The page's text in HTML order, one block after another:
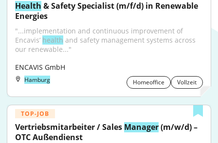
Health & Safety Specialist (m/f/d) in Renewable
Energies
"...implementation and continuous improvement of
Encavis’ health and safety management systems across
our renewable..."
ENCAVIS GmbH
Hamburg Homeoffice Vollzeit
TOP-JOB
Vertriebsmitarbeiter / Sales Manager (m/w/d) –
OTC Außendienst